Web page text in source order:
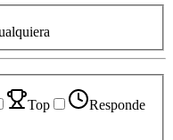
Top
Responde